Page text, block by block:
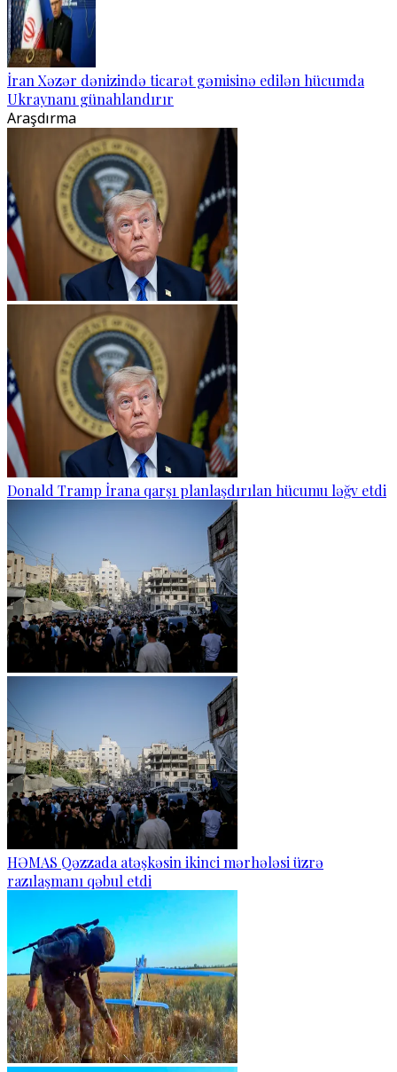
İran Xəzər dənizində ticarət gəmisinə edilən hücumda
Ukraynanı günahlandırır
Araşdırma
Donald Tramp İrana qarşı planlaşdırılan hücumu ləğv etdi
HƏMAS Qəzzada atəşkəsin ikinci mərhələsi üzrə
razılaşmanı qəbul etdi